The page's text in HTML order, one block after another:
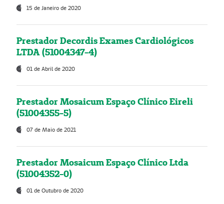
15 de Janeiro de 2020
Prestador Decordis Exames Cardiológicos
LTDA (51004347-4)
01 de Abril de 2020
Prestador Mosaicum Espaço Clínico Eireli
(51004355-5)
07 de Maio de 2021
Prestador Mosaicum Espaço Clínico Ltda
(51004352-0)
01 de Outubro de 2020